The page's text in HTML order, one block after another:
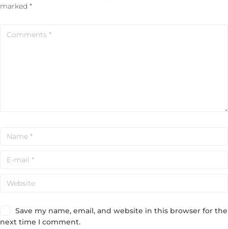
marked *
Save my name, email, and website in this browser for the
next time I comment.